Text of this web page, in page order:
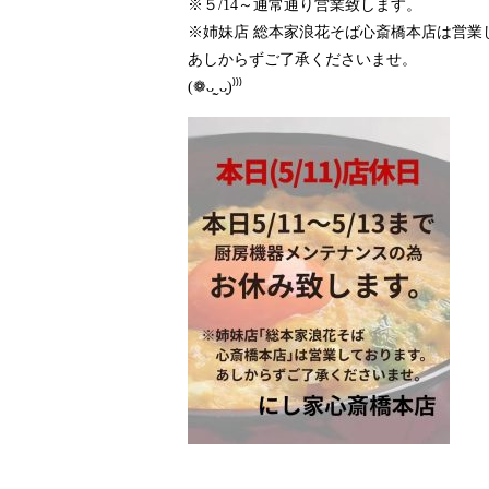
※５/14～通常通り営業致します。
※姉妹店 総本家浪花そば心斎橋本店は営業
あしからずご了承くださいませ。
(❁ᴗ͈ˬᴗ͈)⁾⁾⁾